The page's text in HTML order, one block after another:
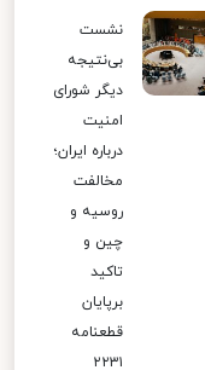
نشست
بی‌نتیجه
دیگر شورای
امنیت
درباره ایران؛
مخالفت
روسیه و
چین و
تاکید
برپایان
قطعنامه
۲۲۳۱